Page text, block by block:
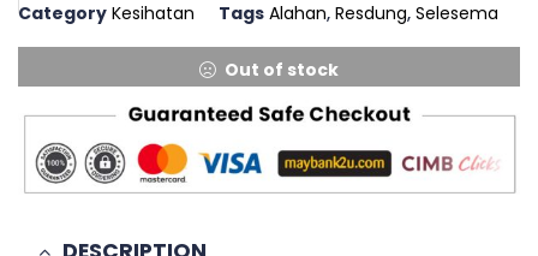
Category Kesihatan Tags Alahan, Resdung, Selesema
Out of stock